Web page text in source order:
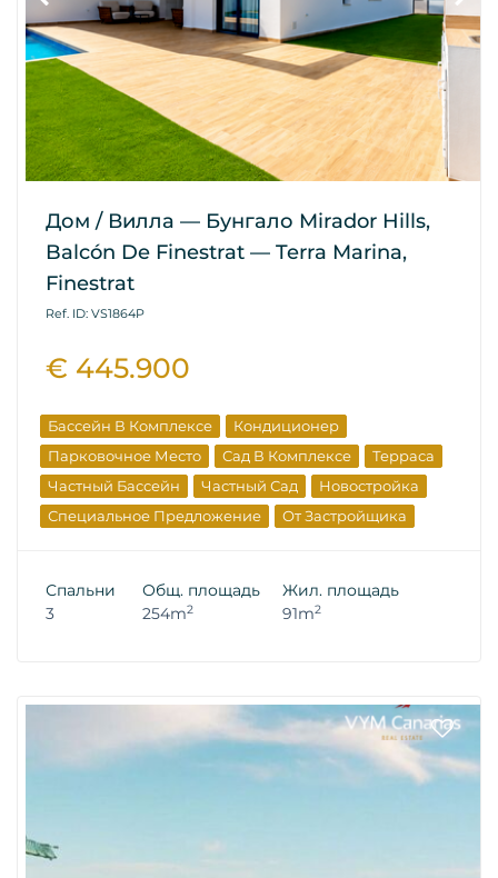
Дом / Вилла — Бунгало Mirador Hills,
Balcón De Finestrat — Terra Marina,
Finestrat
Ref. ID: VS1864P
€ 445.900
Бассейн В Комплексе
Кондиционер
Парковочное Место
Сад В Комплексе
Терраса
Частный Бассейн
Частный Сад
Новостройка
Специальное Предложение
От Застройщика
Спальни
3
Общ. площадь
254m2
Жил. площадь
91m2